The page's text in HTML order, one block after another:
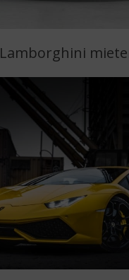
Lamborghini